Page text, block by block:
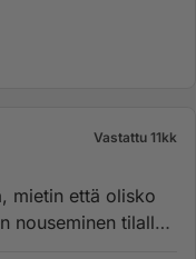
Vastattu 11kk
mietin että olisko
nouseminen tilalle.